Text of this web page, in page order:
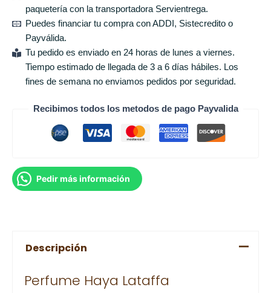
paquetería con la transportadora Servientrega.
Puedes financiar tu compra con ADDI, Sistecredito o
Payválida.
Tu pedido es enviado en 24 horas de lunes a viernes.
Tiempo estimado de llegada de 3 a 6 días hábiles. Los
fines de semana no enviamos pedidos por seguridad.
Recibimos todos los metodos de pago Payvalida
Pedir más información
Descripción
Perfume Haya Lataffa